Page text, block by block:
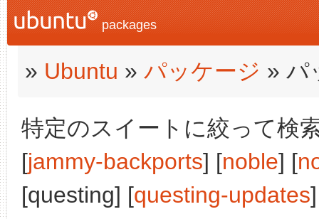
packages
» Ubuntu » パッケージ » パ
特定のスイートに絞って検
[jammy-backports] [noble] [
[questing] [questing-updates